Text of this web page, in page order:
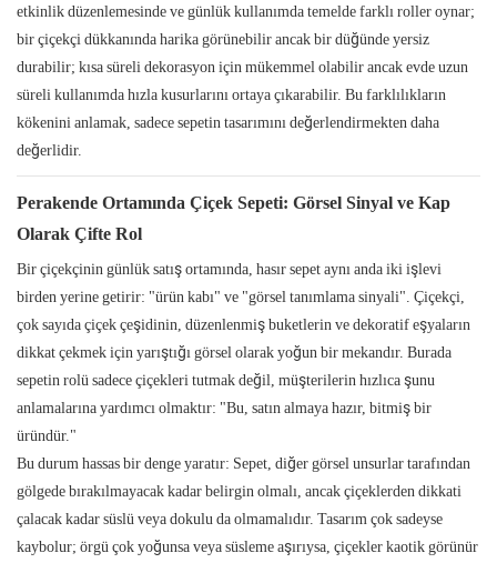
etkinlik düzenlemesinde ve günlük kullanımda temelde farklı roller oynar;
bir çiçekçi dükkanında harika görünebilir ancak bir düğünde yersiz
durabilir; kısa süreli dekorasyon için mükemmel olabilir ancak evde uzun
süreli kullanımda hızla kusurlarını ortaya çıkarabilir. Bu farklılıkların
kökenini anlamak, sadece sepetin tasarımını değerlendirmekten daha
değerlidir.
Perakende Ortamında Çiçek Sepeti: Görsel Sinyal ve Kap
Olarak Çifte Rol
Bir çiçekçinin günlük satış ortamında, hasır sepet aynı anda iki işlevi
birden yerine getirir: "ürün kabı" ve "görsel tanımlama sinyali". Çiçekçi,
çok sayıda çiçek çeşidinin, düzenlenmiş buketlerin ve dekoratif eşyaların
dikkat çekmek için yarıştığı görsel olarak yoğun bir mekandır. Burada
sepetin rolü sadece çiçekleri tutmak değil, müşterilerin hızlıca şunu
anlamalarına yardımcı olmaktır: "Bu, satın almaya hazır, bitmiş bir
üründür."
Bu durum hassas bir denge yaratır: Sepet, diğer görsel unsurlar tarafından
gölgede bırakılmayacak kadar belirgin olmalı, ancak çiçeklerden dikkati
çalacak kadar süslü veya dokulu da olmamalıdır. Tasarım çok sadeyse
kaybolur; örgü çok yoğunsa veya süsleme aşırıysa, çiçekler kaotik görünür